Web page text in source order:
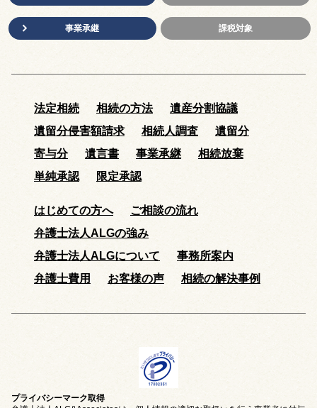
事業承継 課税対象
法定相続 相続の方法
遺産分割協議
遺留分侵害額請求
相続人調査
遺留分
寄与分
遺言書 事業承継
相続放棄
単純承認
限定承認
はじめての方へ
ご相談の流れ
弁護士法人ALGの強み
弁護士法人ALGについて
事務所案内
弁護士費用
お客様の声 相続の解決事例
プライバシーマーク取得